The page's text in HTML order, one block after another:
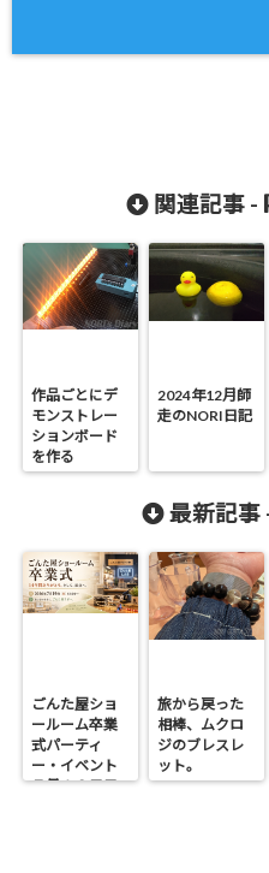
関連記事 -
作品ごとにデ
モンストレー
ションボード
を作る
2024年12月師
走のNORI日記
最新記事
ごんた屋ショ
ールーム卒業
式パーティ
ー・イベント
７月１９日日
旅から戻った
相棒、ムクロ
ジのブレスレ
ット。